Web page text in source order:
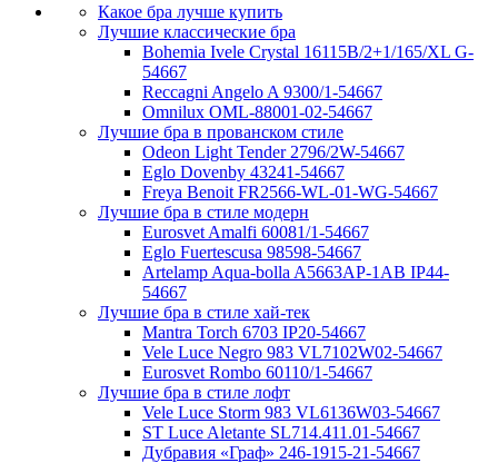
Какое бра лучше купить
Лучшие классические бра
Bohemia Ivele Crystal 16115B/2+1/165/XL G-
54667
Reccagni Angelo A 9300/1-54667
Omnilux OML-88001-02-54667
Лучшие бра в прованском стиле
Odeon Light Tender 2796/2W-54667
Eglo Dovenby 43241-54667
Freya Benoit FR2566-WL-01-WG-54667
Лучшие бра в стиле модерн
Eurosvet Amalfi 60081/1-54667
Eglo Fuertescusa 98598-54667
Artelamp Aqua-bolla A5663AP-1AB IP44-
54667
Лучшие бра в стиле хай-тек
Mantra Torch 6703 IP20-54667
Vele Luce Negro 983 VL7102W02-54667
Eurosvet Rombo 60110/1-54667
Лучшие бра в стиле лофт
Vele Luce Storm 983 VL6136W03-54667
ST Luce Aletante SL714.411.01-54667
Дубравия «Граф» 246-1915-21-54667